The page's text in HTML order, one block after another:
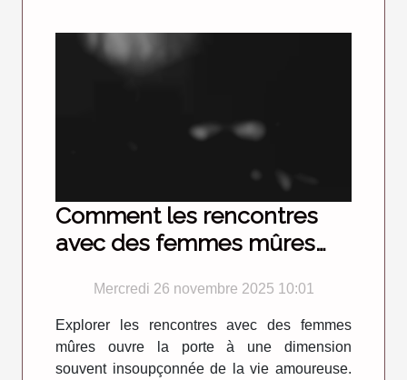
Comment les rencontres
avec des femmes mûres
amoureuse ?
Mercredi 26 novembre 2025 10:01
Explorer les rencontres avec des femmes
mûres ouvre la porte à une dimension
souvent insoupçonnée de la vie amoureuse.